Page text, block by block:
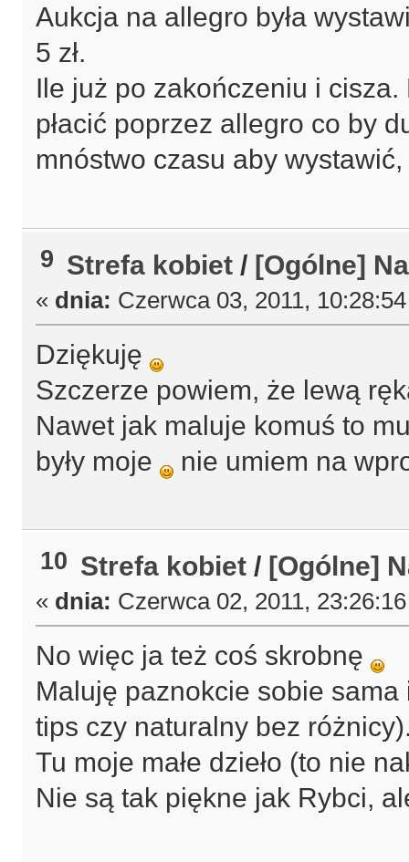
Aukcja na allegro była
5 zł.
Ile już po zakończeniu i cisza.
płacić poprzez allegro co by
mnóstwo czasu aby
9 Strefa kobiet / [Ogólne]
« dnia: Czerwca 03, 2011,
Dziękuję
Szczerze powiem, że lewą
Nawet jak maluje komuś to
były moje
nie umiem na
10 Strefa kobiet / [Ogólne]
« dnia: Czerwca 02, 2011,
No więc ja też coś skrobnę
Maluję paznokcie sobie
tips czy naturalny bez
Tu moje małe dzieło (to nie
Nie są tak piękne jak Rybci,